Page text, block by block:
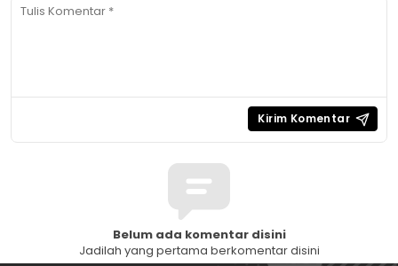
Belum ada komentar disini
Jadilah yang pertama berkomentar disini